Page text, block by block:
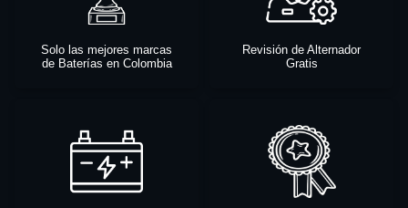
Solo las mejores marcas
de Baterías en Colombia
Revisión de Alternador
Gratis